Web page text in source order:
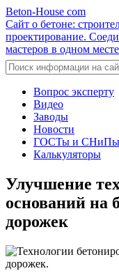
Beton-House com
Сайт о бетоне:
проектирование.
мастеров в одном месте
Вопрос эксперту
Видео
Заводы
Новости
ГОСТы и СНиПы
Калькуляторы
Улучшение
оснований на
дорожек